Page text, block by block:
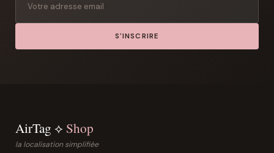
S'INSCRIRE
AirTag ⟡ Shop
la localisation simplifiée